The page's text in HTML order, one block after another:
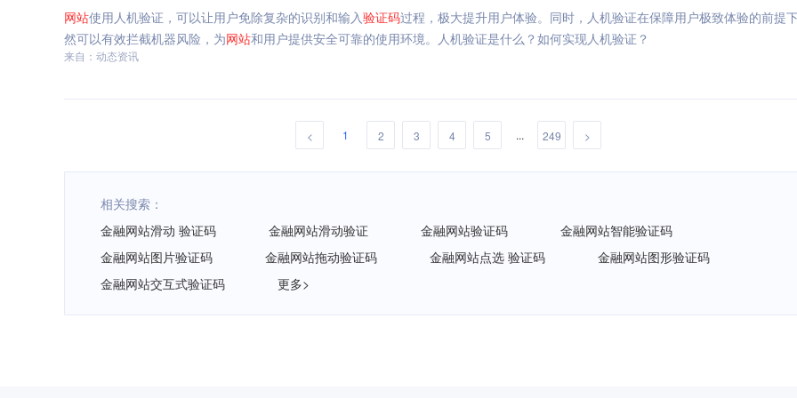
网站使用人机验证，可以让用户免除复杂的识别和输入验证码过程，极大提升用户体验。同时，人机验证在保障用户极致体验的前提
然可以有效拦截机器风险，为网站和用户提供安全可靠的使用环境。人机验证是什么？如何实现人机验证？
来自：动态资讯
< 1 2 3 4 5 ... 249 >
相关搜索：
金融网站滑动 验证码
金融网站滑动验证 金融网站验证码
金融网站智能验证码
金融网站图片验证码
金融网站拖动验证码 金融网站点选 验证码
金融网站图形验证码
金融网站交互式验证码
更多>